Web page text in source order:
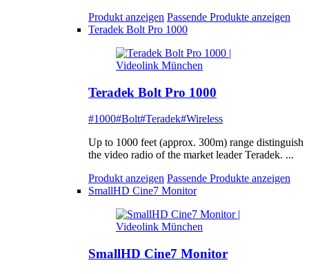
Produkt anzeigen Passende Produkte anzeigen
Teradek Bolt Pro 1000
Teradek Bolt Pro 1000
#1000#Bolt#Teradek#Wireless
Up to 1000 feet (approx. 300m) range distinguish
the video radio of the market leader Teradek. ...
Produkt anzeigen Passende Produkte anzeigen
SmallHD Cine7 Monitor
SmallHD Cine7 Monitor